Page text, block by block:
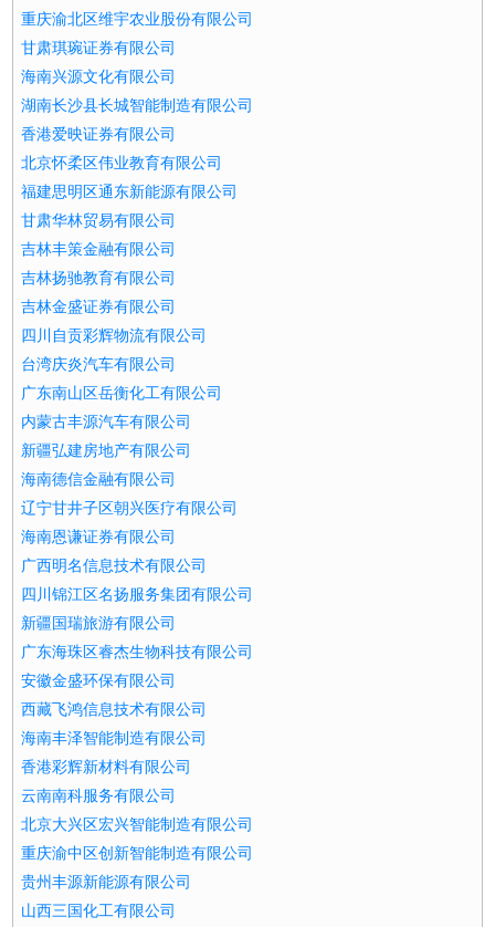
重庆渝北区维宇农业股份有限公司
甘肃琪琬证券有限公司
海南兴源文化有限公司
湖南长沙县长城智能制造有限公司
香港爱映证券有限公司
北京怀柔区伟业教育有限公司
福建思明区通东新能源有限公司
甘肃华林贸易有限公司
吉林丰策金融有限公司
吉林扬驰教育有限公司
吉林金盛证券有限公司
四川自贡彩辉物流有限公司
台湾庆炎汽车有限公司
广东南山区岳衡化工有限公司
内蒙古丰源汽车有限公司
新疆弘建房地产有限公司
海南德信金融有限公司
辽宁甘井子区朝兴医疗有限公司
海南恩谦证券有限公司
广西明名信息技术有限公司
四川锦江区名扬服务集团有限公司
新疆国瑞旅游有限公司
广东海珠区睿杰生物科技有限公司
安徽金盛环保有限公司
西藏飞鸿信息技术有限公司
海南丰泽智能制造有限公司
香港彩辉新材料有限公司
云南南科服务有限公司
北京大兴区宏兴智能制造有限公司
重庆渝中区创新智能制造有限公司
贵州丰源新能源有限公司
山西三国化工有限公司